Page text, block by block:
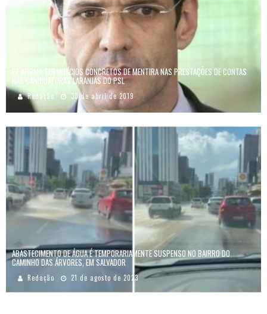
PF AFIRMA TER INDÍCIOS CONCRETOS DE MENTIRA NAS PRESTAÇÕES DE CONTAS
NAS CANDIDATURAS LARANJAS DO PSL
Redação 30 de abril de 2019
ABASTECIMENTO DE ÁGUA É TEMPORARIAMENTE SUSPENSO NO BAIRRO DO
CAMINHO DAS ÁRVORES, EM SALVADOR
Redação 21 de agosto de 2023